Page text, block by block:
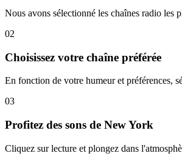
Nous avons sélectionné les chaînes radio les
02
Choisissez votre chaîne préférée
En fonction de votre humeur et préférences,
03
Profitez des sons de New York
Cliquez sur lecture et plongez dans